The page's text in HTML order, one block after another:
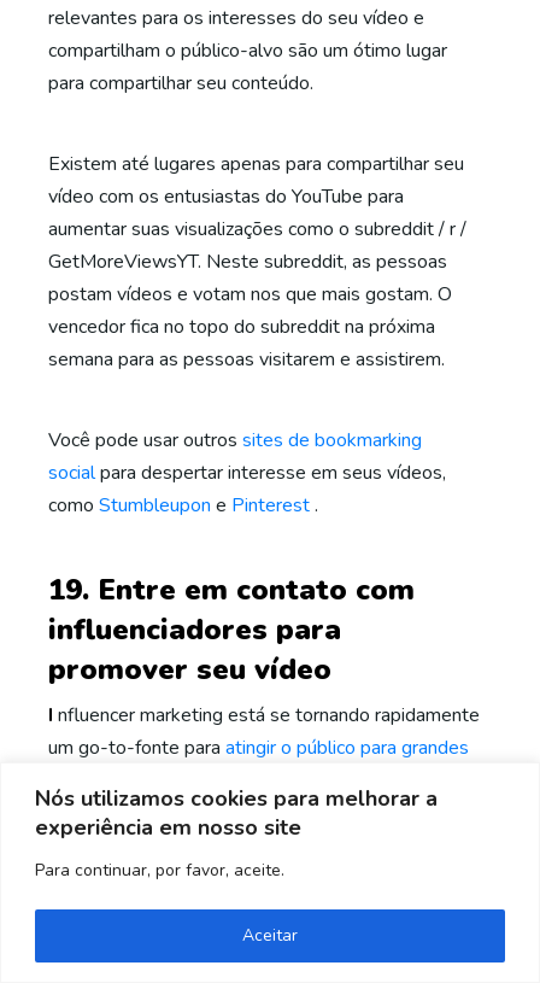
Nós utilizamos cookies para melhorar a
experiência em nosso site
Para continuar, por favor, aceite.
Aceitar
relevantes para os interesses do seu vídeo e
compartilham o público-alvo são um ótimo lugar
para compartilhar seu conteúdo.
Existem até lugares apenas para compartilhar seu
vídeo com os entusiastas do YouTube para
aumentar suas visualizações como o subreddit / r /
GetMoreViewsYT. Neste subreddit, as pessoas
postam vídeos e votam nos que mais gostam. O
vencedor fica no topo do subreddit na próxima
semana para as pessoas visitarem e assistirem.
Você pode usar outros sites de bookmarking
socialpara despertar interesse em seus vídeos,
como Stumbleupon e Pinterest.
19. Entre em contato com
influenciadores para
promover seu vídeo
I nfluencer marketing está se tornando rapidamente
um go-to-fonte para atingir o público para grandes
e publicam seu conteúdo, o que tem o potencial de
fornecer um aumento nas visualizações em escala
viral.
Você pode usar asmídias sociais da Unamopara
Precisa de ajuda? Entre em contato!